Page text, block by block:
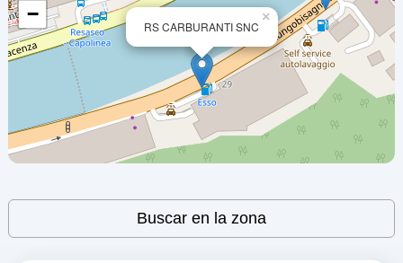
EUROPAM -
a 1.15 Km
Piazzale Marassi Ang Via Mirto
GENOVA,
VER PRECIOS
EUROPAM -
a 1.35 Km
VER PRECIOS
RS CARBURANTI SNC
×
−
Buscar en la zona